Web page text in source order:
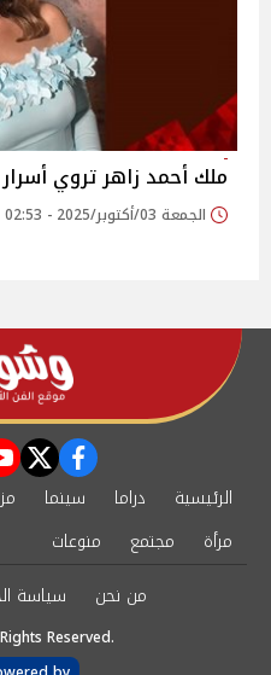
ملك أحمد زاهر تروي
الجمعة 03/أكتوبر/2025 - 02:53 م
الرئيسية دراما سينما
مرأة
مجتمع
منوعات
من نحن
سياسة
Reserved.